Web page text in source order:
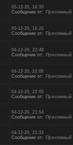
05-12-20, 16:30
Сообщение от:
Присяжный
05-12-20, 16:26
Сообщение от:
Присяжный
04-12-20, 22:48
Сообщение от:
Присяжный
04-12-20, 22:08
Сообщение от:
Присяжный
04-12-20, 22:05
Сообщение от:
Присяжный
04-12-20, 21:54
Сообщение от:
Присяжный
04-12-20, 21:32
Сообщение от:
Присяжный